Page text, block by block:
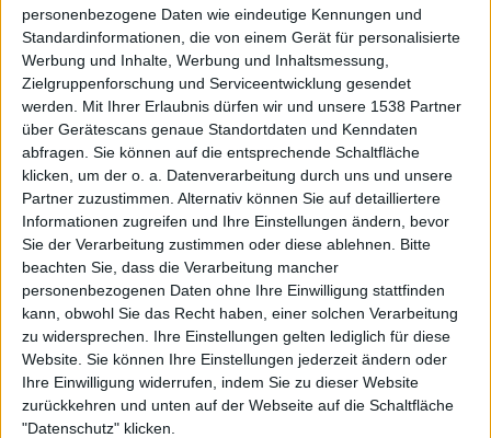
personenbezogene Daten wie eindeutige Kennungen und
Standardinformationen, die von einem Gerät für personalisierte
Werbung und Inhalte, Werbung und Inhaltsmessung,
Zielgruppenforschung und Serviceentwicklung gesendet
werden.
Mit Ihrer Erlaubnis dürfen wir und unsere 1538 Partner
über Gerätescans genaue Standortdaten und Kenndaten
abfragen. Sie können auf die entsprechende Schaltfläche
klicken, um der o. a. Datenverarbeitung durch uns und unsere
Partner zuzustimmen. Alternativ können Sie auf detailliertere
Informationen zugreifen und Ihre Einstellungen ändern, bevor
Sie der Verarbeitung zustimmen oder diese ablehnen.
Bitte
beachten Sie, dass die Verarbeitung mancher
personenbezogenen Daten ohne Ihre Einwilligung stattfinden
kann, obwohl Sie das Recht haben, einer solchen Verarbeitung
zu widersprechen. Ihre Einstellungen gelten lediglich für diese
Website. Sie können Ihre Einstellungen jederzeit ändern oder
Ihre Einwilligung widerrufen, indem Sie zu dieser Website
zurückkehren und unten auf der Webseite auf die Schaltfläche
"Datenschutz" klicken.
ganze Album zieht sich die sehr rohe Produktion, durch
die das Drumming etwas dumpf wirkt. Das unterstreicht
den Impro-Charakter der Platte.
Divers ist „The Divine Horsemen“ definitiv, einzigartig
auch. Ein Experiment war es sowieso. Es ist aber auch
anstrengend, den APOKALYPTISCHEN REITERN fast 80
Minuten lang beim Improvisieren zuzuhören. Eine
Hitsingle bleibt aus. Das Jubiläumsalbum ist eine Reise
durch den musikalischen Kosmos, den die Band bereist,
allerdings sollten Fans des klassischen Materials der Band
vorher reinhören, ob es ihnen nicht zu abgedreht ist.
Zur Startseite